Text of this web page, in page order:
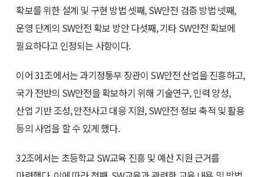
확보를 위한 설계 및 구현 방법 셋째, SW안전 검증 방법 넷째,
운영 단계의 SW안전 확보 방안 다섯째, 기타 SW안전 확보에
필요하다고 인정되는 사항이다.
이어 31조에서는 과기정통부 장관이 SW안전 산업을 진흥하고,
국가 전반의 SW안전을 확보하기 위해 기술연구, 인력 양성,
산업 기반 조성, 안전사고 대응 지원, SW안전 정보 축적 및 활용
등의 사업을 할 수 있게 했다.
32조에서는 초등학교 SW교육 진흥 및 예산 지원 근거를